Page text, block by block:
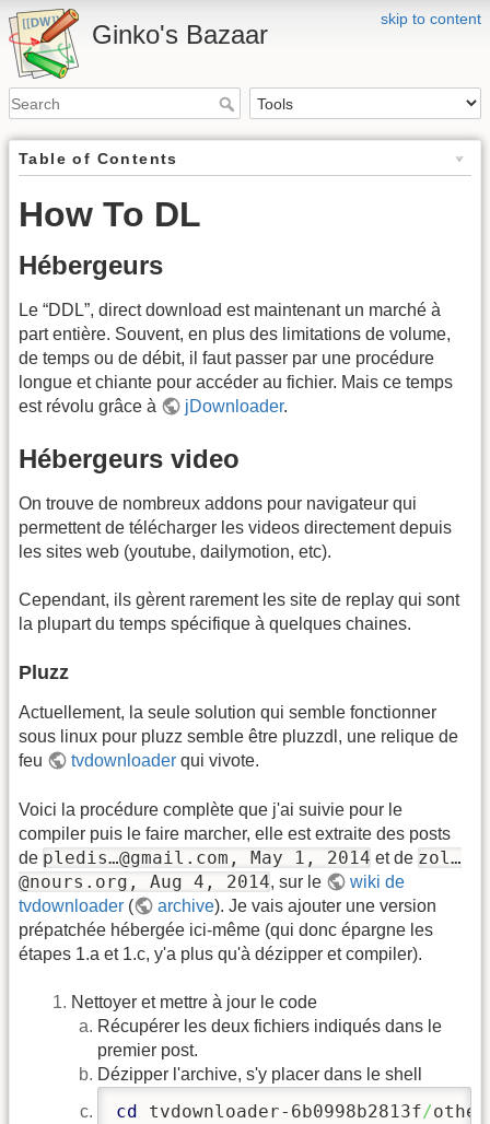
skip to content
Ginko's Bazaar
Table of Contents
How To DL
Hébergeurs
Le “DDL”, direct download est maintenant un marché à
part entière. Souvent, en plus des limitations de volume,
de temps ou de débit, il faut passer par une procédure
longue et chiante pour accéder au fichier. Mais ce temps
est révolu grâce à
jDownloader.
Hébergeurs video
On trouve de nombreux addons pour navigateur qui
permettent de télécharger les videos directement depuis
les sites web (youtube, dailymotion, etc).
Cependant, ils gèrent rarement les site de replay qui sont
la plupart du temps spécifique à quelques chaines.
Pluzz
Actuellement, la seule solution qui semble fonctionner
sous linux pour pluzz semble être pluzzdl, une relique de
feu
tvdownloader qui vivote.
Voici la procédure complète que j'ai suivie pour le
compiler puis le faire marcher, elle est extraite des posts
de pledis…@gmail.com, May 1, 2014 et de zol…
@nours.org, Aug 4, 2014, sur le
wiki de
tvdownloader ( archive). Je vais ajouter une version
prépatchée hébergée ici-même (qui donc épargne les
étapes 1.a et 1.c, y'a plus qu'à dézipper et compiler).
Nettoyer et mettre à jour le code
Récupérer les deux fichiers indiqués dans le
premier post.
Dézipper l'archive, s'y placer dans le shell
cd tvdownloader-6b0998b2813f/other